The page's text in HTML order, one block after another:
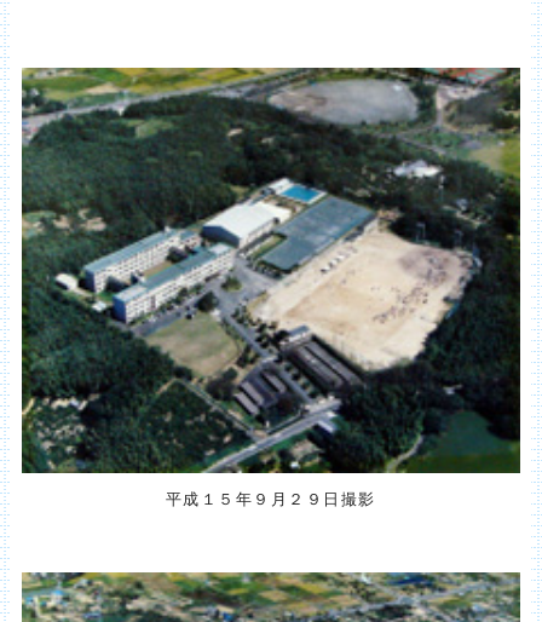
平成１５年９月２９日撮影